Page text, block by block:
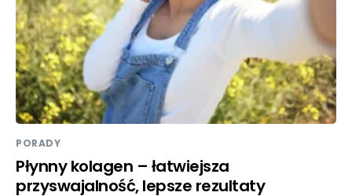
PORADY
Płynny kolagen – łatwiejsza
przyswajalność, lepsze rezultaty